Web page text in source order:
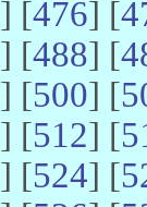
] [476] [
] [488] [
] [500] [
] [512] [
] [524] [